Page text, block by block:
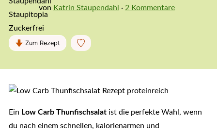
von Katrin Staupendahl · 2 Kommentare
Zum Rezept
Ein Low Carb Thunfischsalatist die perfekte Wahl, wenn
du nach einem schnellen, kalorienarmen und